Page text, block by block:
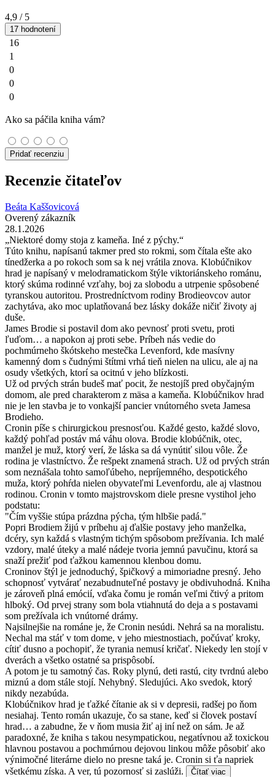
4,9 / 5
17 hodnotení
16
1
0
0
0
Ako sa páčila kniha vám?
Pridať recenziu
Recenzie čitateľov
Beáta Kaššovicová
Overený zákazník
28.1.2026
„Niektoré domy stoja z kameňa. Iné z pýchy.“
Túto knihu, napísanú takmer pred sto rokmi, som čítala ešte ako
tínedžerka a po rokoch som sa k nej vrátila znova. Klobúčnikov
hrad je napísaný v melodramatickom štýle viktoriánskeho románu,
ktorý skúma rodinné vzťahy, boj za slobodu a utrpenie spôsobené
tyranskou autoritou. Prostredníctvom rodiny Brodieovcov autor
zachytáva, ako moc uplatňovaná bez lásky dokáže ničiť životy aj
duše.
James Brodie si postavil dom ako pevnosť proti svetu, proti
ľuďom… a napokon aj proti sebe. Príbeh nás vedie do
pochmúrneho škótskeho mestečka Levenford, kde masívny
kamenný dom s čudnými štítmi vrhá tieň nielen na ulicu, ale aj na
osudy všetkých, ktorí sa ocitnú v jeho blízkosti.
Už od prvých strán budeš mať pocit, že nestojíš pred obyčajným
domom, ale pred charakterom z mäsa a kameňa. Klobúčnikov hrad
nie je len stavba je to vonkajší pancier vnútorného sveta Jamesa
Brodieho.
Cronin píše s chirurgickou presnosťou. Každé gesto, každé slovo,
každý pohľad postáv má váhu olova. Brodie klobúčnik, otec,
manžel je muž, ktorý verí, že láska sa dá vynútiť silou vôle. Že
rodina je vlastníctvo. Že rešpekt znamená strach. Už od prvých strán
som neznášala tohto samoľúbeho, nepríjemného, despotického
muža, ktorý pohŕda nielen obyvateľmi Levenfordu, ale aj vlastnou
rodinou. Cronin v tomto majstrovskom diele presne vystihol jeho
podstatu:
"Čím vyššie stúpa prázdna pýcha, tým hlbšie padá."
Popri Brodiem žijú v príbehu aj ďalšie postavy jeho manželka,
dcéry, syn každá s vlastným tichým spôsobom prežívania. Ich malé
vzdory, malé úteky a malé nádeje tvoria jemnú pavučinu, ktorá sa
snaží prežiť pod ťažkou kamennou klenbou domu.
Croninov štýl je jednoduchý, špičkový a mimoriadne presný. Jeho
schopnosť vytvárať nezabudnuteľné postavy je obdivuhodná. Kniha
je zároveň plná emócií, vďaka čomu je román veľmi čtivý a pritom
hlboký. Od prvej strany som bola vtiahnutá do deja a s postavami
som prežívala ich vnútorné drámy.
Najsilnejšie na románe je, že Cronin nesúdi. Nehrá sa na moralistu.
Nechal ma stáť v tom dome, v jeho miestnostiach, počúvať kroky,
cítiť dusno a pochopiť, že tyrania nemusí kričať. Niekedy len stojí v
dverách a všetko ostatné sa prispôsobí.
A potom je tu samotný čas. Roky plynú, deti rastú, city tvrdnú alebo
miznú a dom stále stojí. Nehybný. Sledujúci. Ako svedok, ktorý
nikdy nezabúda.
Klobúčnikov hrad je ťažké čítanie ak si v depresii, radšej po ňom
nesiahaj. Tento román ukazuje, čo sa stane, keď si človek postaví
hrad… a zabudne, že v ňom musia žiť aj iní než on sám. Je až
paradoxné, že kniha s takou nesympatickou, negatívnou až toxickou
hlavnou postavou a pochmúrnou dejovou linkou môže pôsobiť ako
výnimočné literárne dielo no presne taká je. Cronin si ťa napriek
všetkému získa. A ver, tú pozornosť si zaslúži.
Čítať viac